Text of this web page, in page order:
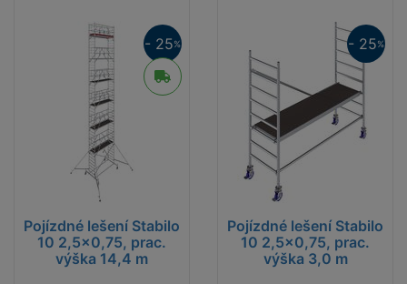
Pojízdné lešení Stabilo
10 2,5x0,75, prac.
výška 14,4 m
- 25%
Pojízdné lešení Stabilo
10 2,5x0,75, prac.
výška 3,0 m
- 25%